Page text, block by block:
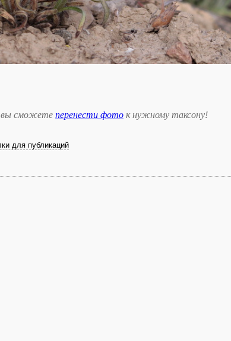
вы сможете перенести фото к нужному таксону!
для публикаций